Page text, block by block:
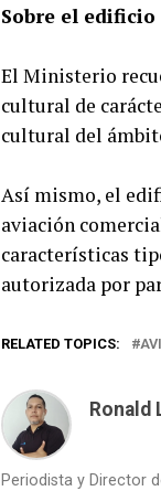
Sobre el edificio
El Ministerio
cultural de
cultural del
Así mismo, el
aviación
características
autorizada por
RELATED TOPICS:
Ronald
Periodista y Director